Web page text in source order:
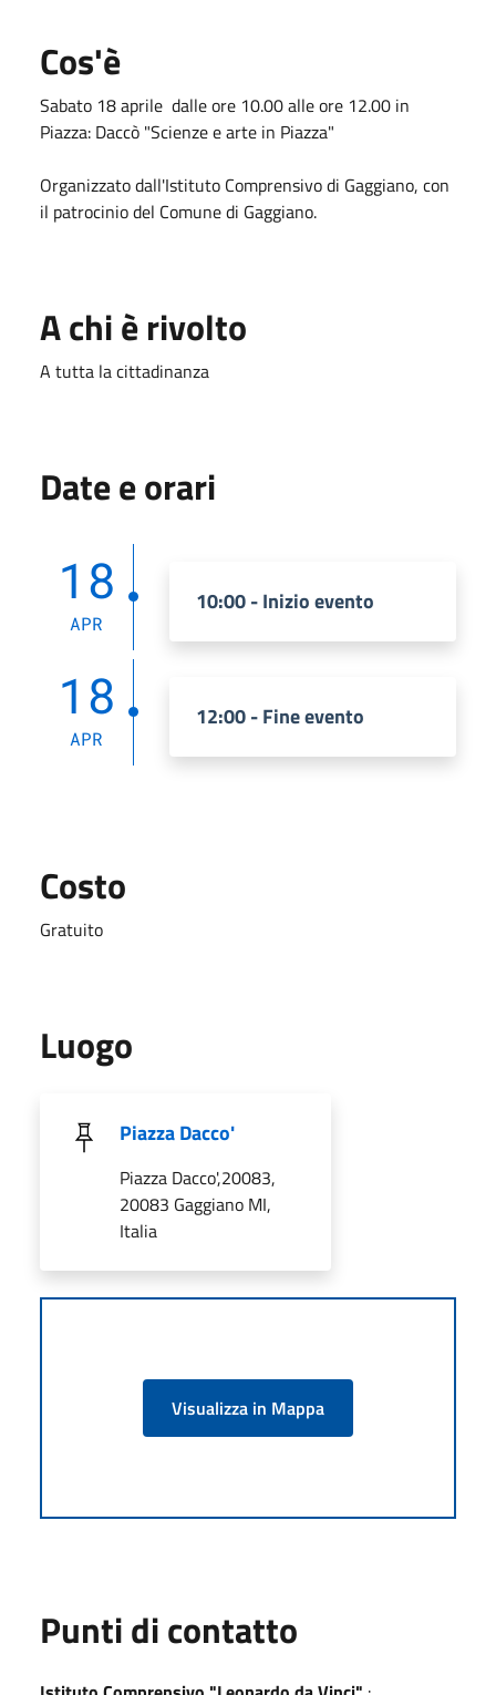
Cos'è
Sabato 18 aprile dalle ore 10.00 alle ore 12.00 in
Piazza: Daccò "Scienze e arte in Piazza"
Organizzato dall'Istituto Comprensivo di Gaggiano, con
il patrocinio del Comune di Gaggiano.
A chi è rivolto
A tutta la cittadinanza
Date e orari
18
APR
10:00 - Inizio evento
18
APR
12:00 - Fine evento
Costo
Gratuito
Luogo
Piazza Dacco'
Piazza Dacco',20083,
20083 Gaggiano MI,
Italia
Visualizza in Mappa
Punti di contatto